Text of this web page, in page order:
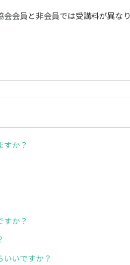
会員と非会員では受講料が異なり
すか？
すか？
いいですか？